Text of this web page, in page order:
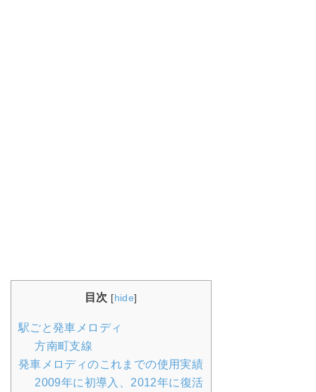
目次 [hide]
駅ごと発車メロディ
方南町支線
発車メロディのこれまでの使用実績
2009年に初導入、2012年に復活